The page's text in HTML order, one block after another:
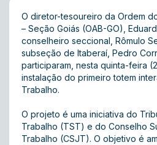
O diretor-tesoureiro da Ordem
– Seção Goiás (OAB-GO),
conselheiro seccional, Rômulo
subseção de Itaberaí, Pedro
participaram, nesta quinta-feira
instalação do primeiro totem
Trabalho.
O projeto é uma iniciativa do
Trabalho (TST) e do Conselho
Trabalho (CSJT). O objetivo é